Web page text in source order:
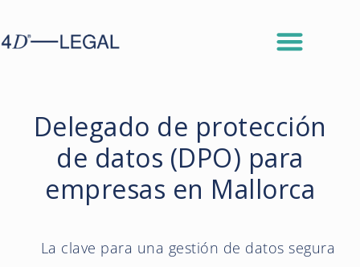
Delegado de protección
de datos (DPO) para
empresas en Mallorca
La clave para una gestión de datos segura